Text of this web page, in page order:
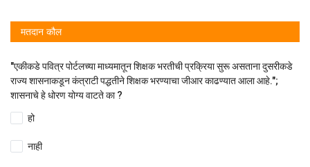
मतदान कौल
"एकीकडे पवित्र पोर्टलच्या माध्यमातून शिक्षक भरतीची प्रक्रिया सुरू असताना दुसरीकडे
राज्य शासनाकडून कंत्राटी पद्धतीने शिक्षक भरण्याचा जीआर काढण्यात आला आहे.";
शासनाचे हे धोरण योग्य वाटते का ?
हो
नाही